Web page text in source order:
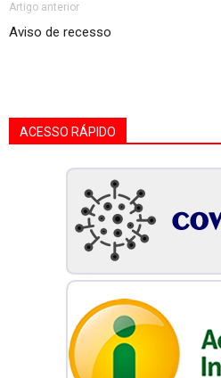
Artigo anterior
Aviso de recesso
ACESSO RÁPIDO